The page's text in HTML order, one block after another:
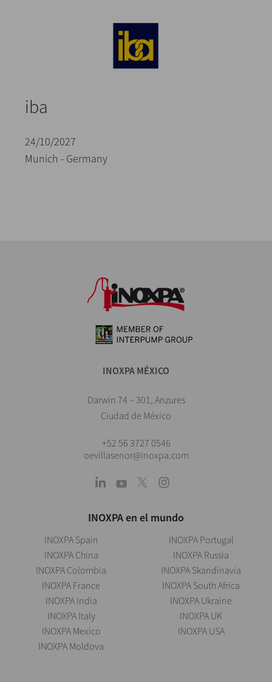
iba
24/10/2027
Munich - Germany
INOXPA MÉXICO
Darwin 74 – 301, Anzures
Ciudad de México
+52 56 3727 0546
oevillasenor@inoxpa.com
INOXPA en el mundo
INOXPA Spain
INOXPA China
INOXPA Colombia
INOXPA France
INOXPA India
INOXPA Italy
INOXPA Mexico
INOXPA Moldova
INOXPA Portugal
INOXPA Russia
INOXPA Skandinavia
INOXPA South Africa
INOXPA Ukraine
INOXPA UK
INOXPA USA